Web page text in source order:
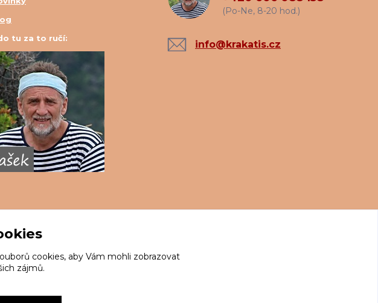
tu za to ručí:
(Po-Ne, 8-20 hod.)
info@krakatis.cz
cookies, aby Vám mohli zobrazovat
zájmů.